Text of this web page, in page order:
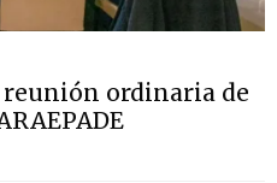
reunión ordinaria de